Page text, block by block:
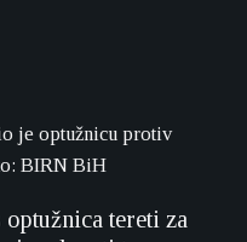
je optužnicu protiv
BIRN BiH
tereti za